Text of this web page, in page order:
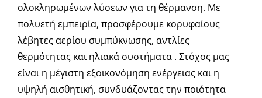
ολοκληρωμένων λύσεων για τη θέρμανση. Με
πολυετή εμπειρία, προσφέρουμε κορυφαίους
λέβητες αερίου συμπύκνωσης, αντλίες
θερμότητας και ηλιακά συστήματα . Στόχος μας
είναι η μέγιστη εξοικονόμηση ενέργειας και η
υψηλή αισθητική, συνδυάζοντας την ποιότητα